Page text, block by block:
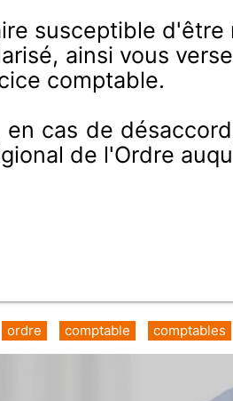
susceptible
ainsi vous
comptable.
en cas de
de l'Ordre
comptables
comptable
ordre